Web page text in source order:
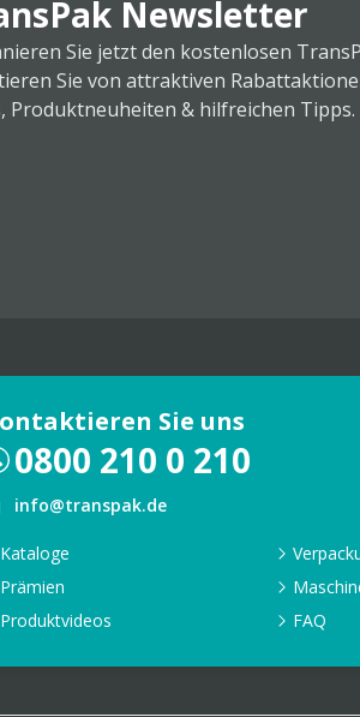
Newsletter
Sie jetzt den kostenlosen
Sie von attraktiven
Produktneuheiten & hilfreichen Tipps.
Sie uns
0800 210 0 210
info@transpak.de
Kataloge
Prämien
Produktvideos
FAQ